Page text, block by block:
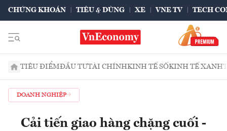
CHỨNG KHOÁN TIÊU & DÙNG XE VNE TV TECH
TIÊU ĐIỂMĐẦU TƯTÀI CHÍNHKINH TẾ SỐKINH TẾ XANH
DOANH NGHIỆP
Cải tiến giao hàng chặng cuối -